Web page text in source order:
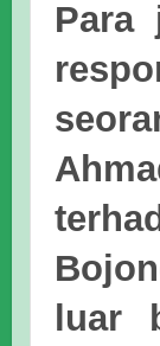
Para
luar